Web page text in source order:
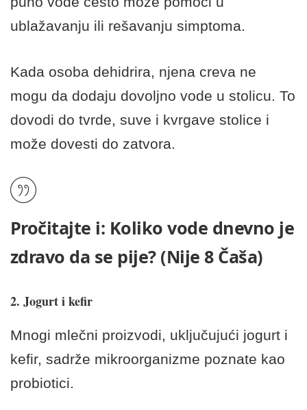
ublažavanju ili rešavanju simptoma.
Kada osoba dehidrira, njena creva ne
mogu da dodaju dovoljno vode u stolicu. To
dovodi do tvrde, suve i kvrgave stolice i
može dovesti do zatvora.
Pročitajte i: Koliko vode dnevno je
zdravo da se pije? (Nije 8 Čaša)
2. Jogurt i kefir
Mnogi mlečni proizvodi, uključujući jogurt i
kefir, sadrže mikroorganizme poznate kao
probiotici.